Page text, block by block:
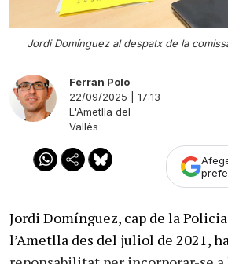
Jordi Domínguez al despatx de la
Ferran Polo
22/09/2025 | 17:13
L'Ametlla del
Vallès
Jordi Domínguez, cap de la
l’Ametlla des del juliol de 2021,